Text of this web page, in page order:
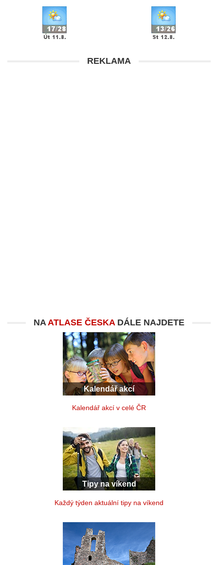
REKLAMA
NAATLASE ČESKADÁLE NAJDETE
Kalendář akcí
Kalendář akcí v celé ČR
Tipy na víkend
Každý týden aktuální tipy na víkend